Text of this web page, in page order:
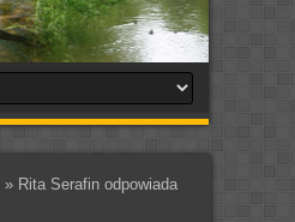
» Rita Serafin odpowiada